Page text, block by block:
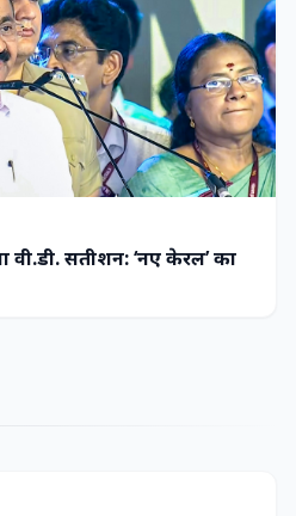
वी.डी. सतीशन: ‘नए केरल’ का